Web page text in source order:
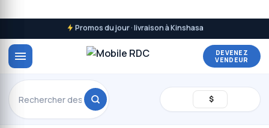
Promos du jour · livraison à Kinshasa
DEVENEZ
VENDEUR
$